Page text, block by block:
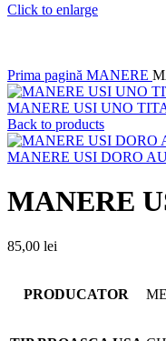
Click to enlarge
Prima pagină MANERE
MANERE USI UNO
Back to products
MANERE USI DORO
MANERE
85,00 lei
PRODUCATOR